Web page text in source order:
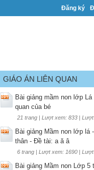
Đăng ký
GIÁO ÁN LIÊN QUAN
Bài giảng mầm non lớp
quan của bé
21 trang | Lượt xem: 833 | Lượt
Bài giảng Mầm non lớp lá
thân - Đề tài: a ă â
6 trang | Lượt xem: 1690 | Lượt
Bài giảng Mầm non Lớp 5